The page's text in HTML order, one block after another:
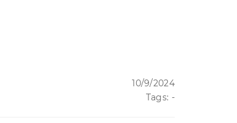
10/9/2024
Tags: -